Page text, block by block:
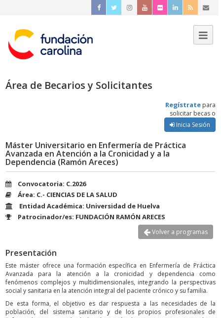
Área de Becarios y Solicitantes
Regístrate para
solicitar becas o
Inicia Sesión
Máster Universitario en Enfermería de Práctica
Avanzada en Atención a la Cronicidad y a la
Dependencia (Ramón Areces)
Convocatoria: C.2026
Área: C.- CIENCIAS DE LA SALUD
Entidad Académica: Universidad de Huelva
Patrocinador/es: FUNDACIÓN RAMÓN ARECES
Volver a programas
Presentación
Este máster ofrece una formación específica en Enfermería de Práctica
Avanzada para la atención a la cronicidad y dependencia como
fenómenos complejos y multidimensionales, integrando la perspectivas
social y sanitaria en la atención integral del paciente crónico y su familia.
De esta forma, el objetivo es dar respuesta a las necesidades de la
población, del sistema sanitario y de los propios profesionales de